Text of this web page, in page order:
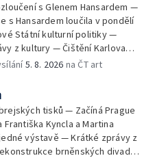
s Glenem Hansardem —
s Hansardem loučila v pondělí
Státní kulturní politiky —
z kultury — Čištění Karlova
výzkum na
5. 8. 2026 na ČT art
tisků — Začíná Prague
Františka Kyncla a Martina
výstavě — Krátké zprávy z
brněnských divadel